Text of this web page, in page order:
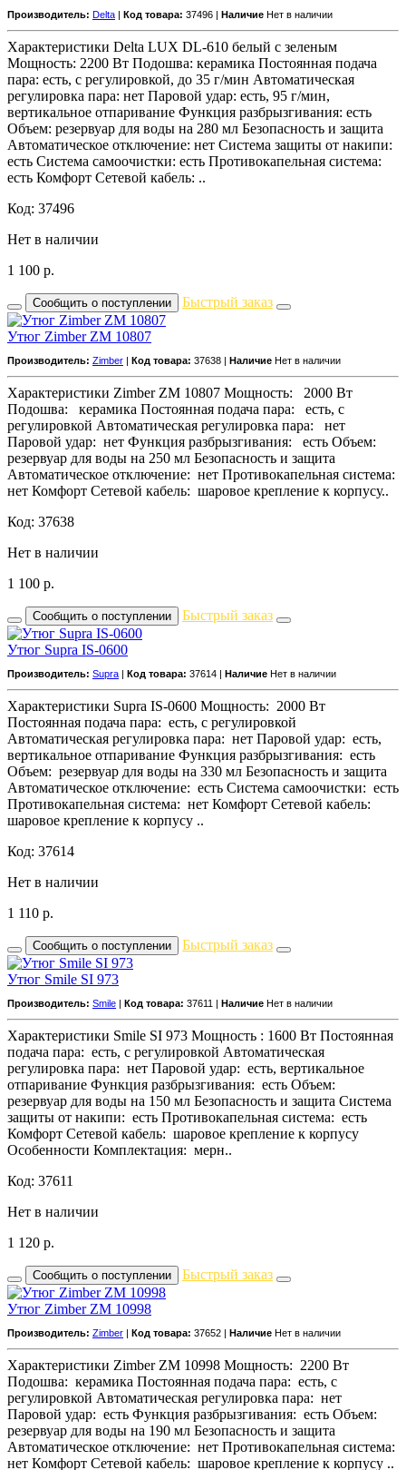
Производитель: Delta Код товара: 37496 | Наличие Нет в наличии
Характеристики Delta LUX DL-610 белый с зеленым
Мощность: 2200 Вт Подошва: керамика Постоянная подача
пара: есть, с регулировкой, до 35 г/мин Автоматическая
регулировка пара: нет Паровой удар: есть, 95 г/мин,
вертикальное отпаривание Функция разбрызгивания: есть
Объем: резервуар для воды на 280 мл Безопасность и защита
Автоматическое отключение: нет Система защиты от накипи:
есть Система самоочистки: есть Противокапельная система:
есть Комфорт Сетевой кабель: ..
Код: 37496
Нет в наличии
1 100 р.
Сообщить о поступлении Быстрый заказ
Утюг Zimber ZM 10807
Производитель: Zimber Код товара: 37638 | Наличие Нет в наличии
Характеристики Zimber ZM 10807 Мощность: 2000 Вт
Подошва: керамика Постоянная подача пара: есть, с
регулировкой Автоматическая регулировка пара: нет
Паровой удар: нет Функция разбрызгивания: есть Объем:
резервуар для воды на 250 мл Безопасность и защита
Автоматическое отключение: нет Противокапельная система:
нет Комфорт Сетевой кабель: шаровое крепление к корпусу..
Код: 37638
Нет в наличии
1 100 р.
Сообщить о поступлении Быстрый заказ
Утюг Supra IS-0600
Производитель: Supra Код товара: 37614 | Наличие Нет в наличии
Характеристики Supra IS-0600 Мощность: 2000 Вт
Постоянная подача пара: есть, с регулировкой
Автоматическая регулировка пара: нет Паровой удар: есть,
вертикальное отпаривание Функция разбрызгивания: есть
Объем: резервуар для воды на 330 мл Безопасность и защита
Автоматическое отключение: есть Система самоочистки: есть
Противокапельная система: нет Комфорт Сетевой кабель:
шаровое крепление к корпусу ..
Код: 37614
Нет в наличии
1 110 р.
Сообщить о поступлении Быстрый заказ
Утюг Smile SI 973
Производитель: Smile Код товара: 37611 | Наличие Нет в наличии
Характеристики Smile SI 973 Мощность : 1600 Вт Постоянная
подача пара: есть, с регулировкой Автоматическая
регулировка пара: нет Паровой удар: есть, вертикальное
отпаривание Функция разбрызгивания: есть Объем:
резервуар для воды на 150 мл Безопасность и защита Система
защиты от накипи: есть Противокапельная система: есть
Комфорт Сетевой кабель: шаровое крепление к корпусу
Особенности Комплектация: мерн..
Код: 37611
Нет в наличии
1 120 р.
Сообщить о поступлении Быстрый заказ
Утюг Zimber ZM 10998
Производитель: Zimber Код товара: 37652 | Наличие Нет в наличии
Характеристики Zimber ZM 10998 Мощность: 2200 Вт
Подошва: керамика Постоянная подача пара: есть, с
регулировкой Автоматическая регулировка пара: нет
Паровой удар: есть Функция разбрызгивания: есть Объем:
резервуар для воды на 190 мл Безопасность и защита
Автоматическое отключение: нет Противокапельная система:
нет Комфорт Сетевой кабель: шаровое крепление к корпусу ..